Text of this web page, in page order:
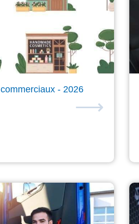
- 2026
⟶